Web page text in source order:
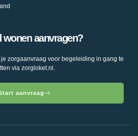
wonen aanvragen?
zorgaanvraag voor begeleiding in gang te
via zorgloket.nl.
aanvraag